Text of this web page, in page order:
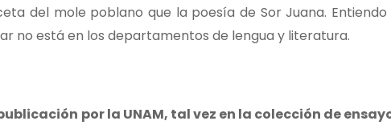
del mole poblano que la poesía de Sor Juana.
no está en los departamentos de lengua y literatura.
por la UNAM, tal vez en la colección de